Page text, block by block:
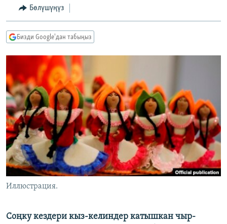
БҮГҮН АЗАТТЫКТА
БИЗ ЖАНА ДҮЙНӨ
ДАНИСТЕ
ЭЖЕ-СИҢДИЛЕР
АЗАТТЫК+
ЫҢГАЙСЫЗ СУРООЛОР
ПОДКАСТ
ӨЗГӨЧӨ ПИКИР
ОНЛАЙН ШЕРИНЕ
ЭЕ/АРнун бардык сайттары
Бөлүшүңүз
Бизди Google'дан табыңыз
Иллюстрация.
Соңку кездери кыз-келиндер катышкан чыр-